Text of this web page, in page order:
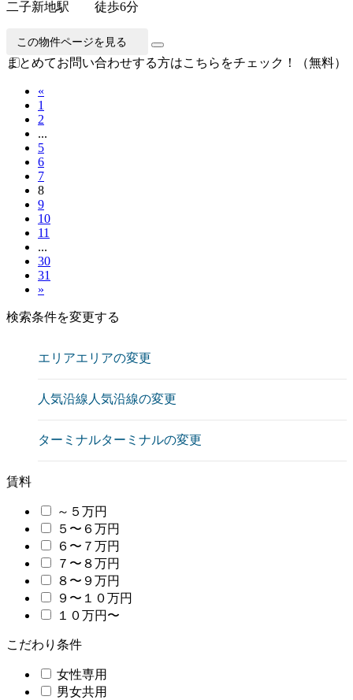
二子新地駅 徒歩6分
この物件ページを見る
まとめてお問い合わせする方はこちらをチェック！（無料）
«
1
2
...
5
6
7
8
9
10
11
...
30
31
»
検索条件を変更する
エリアエリアの変更
人気沿線 人気沿線の変更
ターミナルターミナルの変更
賃料
～５万円
５〜６万円
６〜７万円
７〜８万円
８〜９万円
９〜１０万円
１０万円〜
こだわり条件
女性専用
男女共用